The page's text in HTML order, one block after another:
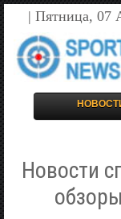
| Пятница, 07
Новости